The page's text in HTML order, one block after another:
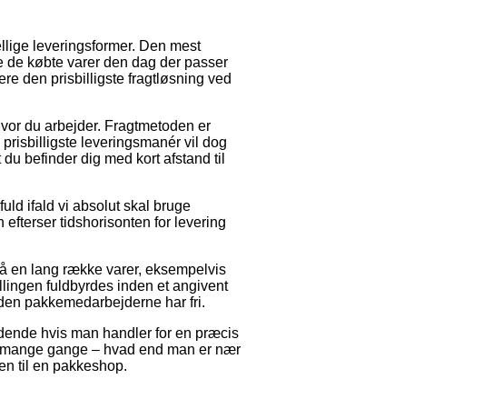
leveringsformer. Den mest
de købte varer den dag der passer
den prisbilligste fragtløsning ved
du arbejder. Fragtmetoden er
leveringsmanér vil dog
befinder dig med kort afstand til
ifald vi absolut skal bruge
tidshorisonten for levering
en lang række varer, eksempelvis
fuldbyrdes inden et angivent
pakkemedarbejderne har fri.
hvis man handler for en præcis
gange – hvad end man er nær
til en pakkeshop.